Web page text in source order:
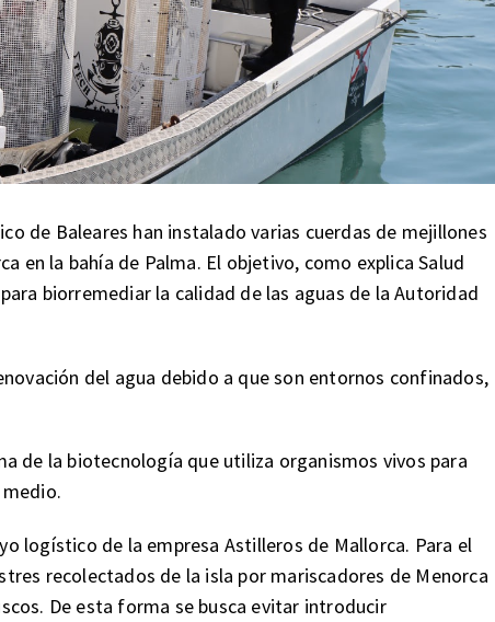
de Baleares han instalado varias cuerdas de mejillones
en la bahía de Palma. El objetivo, como explica Salud
biorremediar la calidad de las aguas de la Autoridad
del agua debido a que son entornos confinados,
de la biotecnología que utiliza organismos vivos para
logístico de la empresa Astilleros de Mallorca. Para el
recolectados de la isla por mariscadores de Menorca
De esta forma se busca evitar introducir